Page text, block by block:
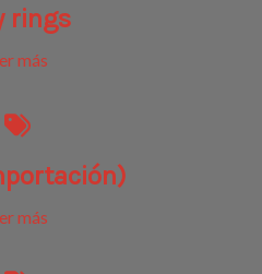
rings
más
más